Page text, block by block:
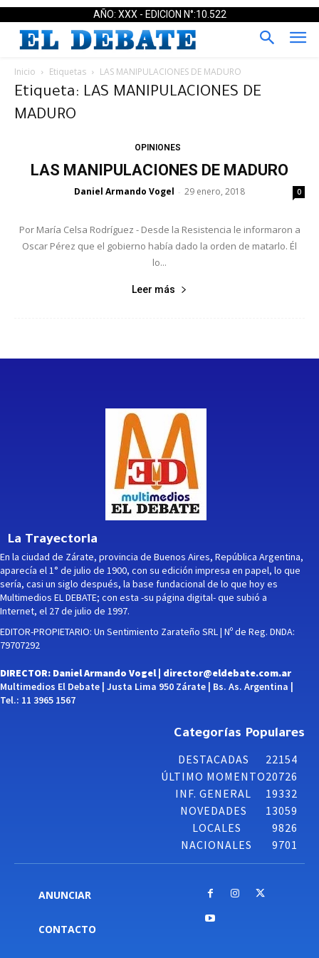
AÑO: XXX - EDICION N°:10.522
Inicio Etiquetas LAS MANIPULACIONES DE MADURO
Etiqueta: LAS MANIPULACIONES DE
MADURO
OPINIONES
LAS MANIPULACIONES DE MADURO
Daniel Armando Vogel - 29 enero, 2018 0
Por María Celsa Rodríguez - Desde la Resistencia le informaron a
Oscar Pérez que el gobierno había dado la orden de matarlo. Él
lo...
Leer más
La Trayectoria
En la ciudad de Zárate, provincia de Buenos Aires, República Argentina,
aparecía el 1° de julio de 1900, con su edición impresa en papel, lo que
sería, casi un siglo después, la base fundacional de lo que hoy es
Multimedios EL DEBATE; con esta -su página digital- que subió a
Internet, el 27 de julio de 1997.
EDITOR-PROPIETARIO: Un Sentimiento Zarateño SRL | Nº de Reg. DNDA:
79707292
DIRECTOR: Daniel Armando Vogel | director@eldebate.com.ar
Multimedios El Debate | Justa Lima 950 Zárate | Bs. As. Argentina |
Tel.: 11 3965 1567
Categorías Populares
DESTACADAS
22154
ÚLTIMO MOMENTO20726
INF. GENERAL
19332
NOVEDADES
13059
LOCALES
9826
NACIONALES
9701
ANUNCIAR
CONTACTO